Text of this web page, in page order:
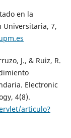
en la
Universitaria, 7,
J., & Ruiz, R.
Electronic
4(8).
articulo?